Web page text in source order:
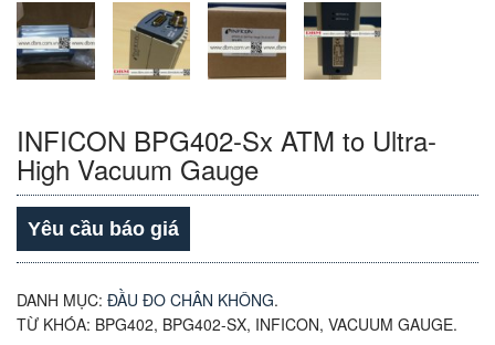
INFICON BPG402-Sx ATM to Ultra-
High Vacuum Gauge
Yêu cầu báo giá
DANH MỤC: ĐẦU ĐO CHÂN KHÔNG.
TỪ KHÓA: BPG402, BPG402-SX, INFICON, VACUUM GAUGE.